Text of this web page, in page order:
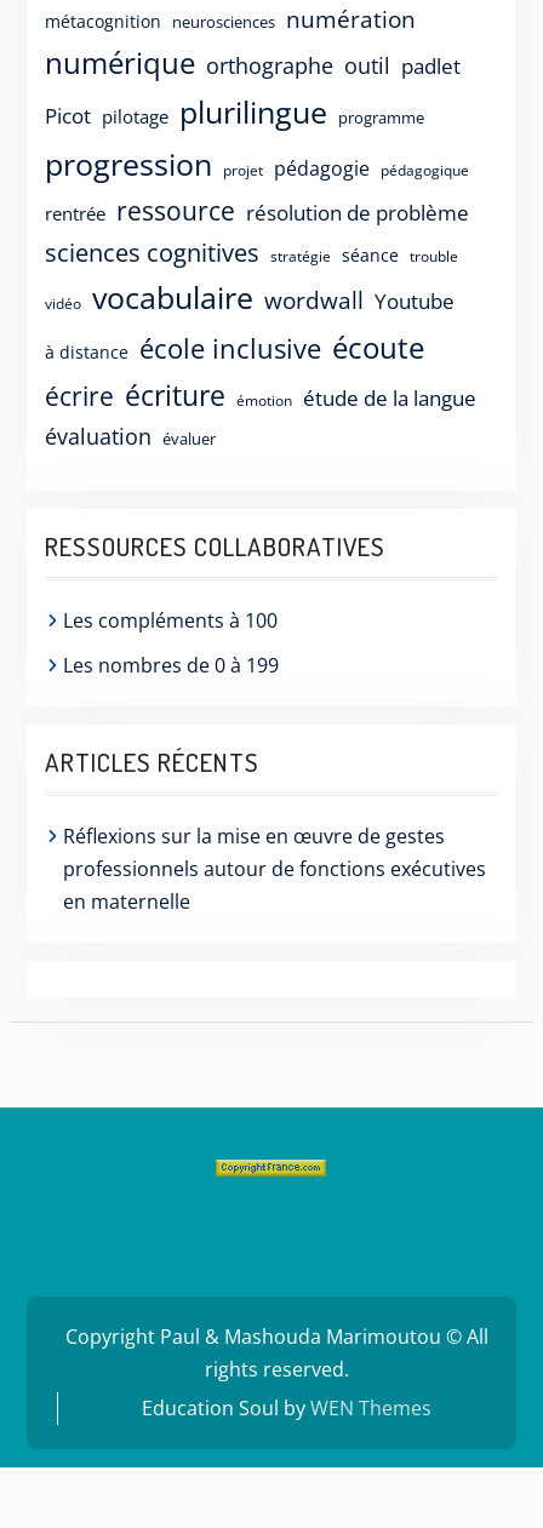
métacognition neurosciences numération
numérique orthographe outil padlet
Picot pilotage plurilingue programme
progression projet pédagogie pédagogique
rentrée ressource résolution de problème
sciences cognitives stratégie séance trouble
vidéo vocabulaire wordwall Youtube
à distance école inclusive écoute
écrire écriture émotion étude de la langue
évaluation évaluer
RESSOURCES COLLABORATIVES
Les compléments à 100
Les nombres de 0 à 199
ARTICLES RÉCENTS
Réflexions sur la mise en œuvre de gestes
professionnels autour de fonctions exécutives
en maternelle
Copyright Paul & Mashouda Marimoutou © All
rights reserved.
Education Soul byWEN Themes